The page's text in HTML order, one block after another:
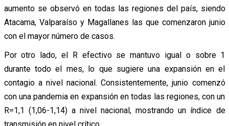
aumento se observó en todas las regiones del país, siendo
Atacama, Valparaíso y Magallanes las que comenzaron junio
con el mayor número de casos.
Por otro lado, el R efectivo se mantuvo igual o sobre 1
durante todo el mes, lo que sugiere una expansión en el
contagio a nivel nacional. Consistentemente, junio comenzó
con una pandemia en expansión en todas las regiones, con un
R=1,1 (1,06-1,14) a nivel nacional, mostrando un índice de
transmisión en nivel crítico.